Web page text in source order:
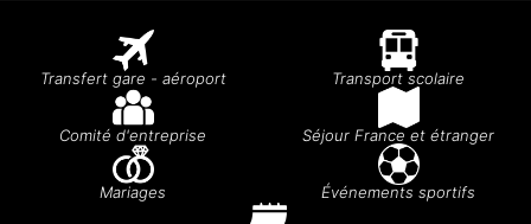
Transfert gare - aéroport Transport scolaire
Comité d'entreprise Séjour France et étranger
Mariages Événements sportifs